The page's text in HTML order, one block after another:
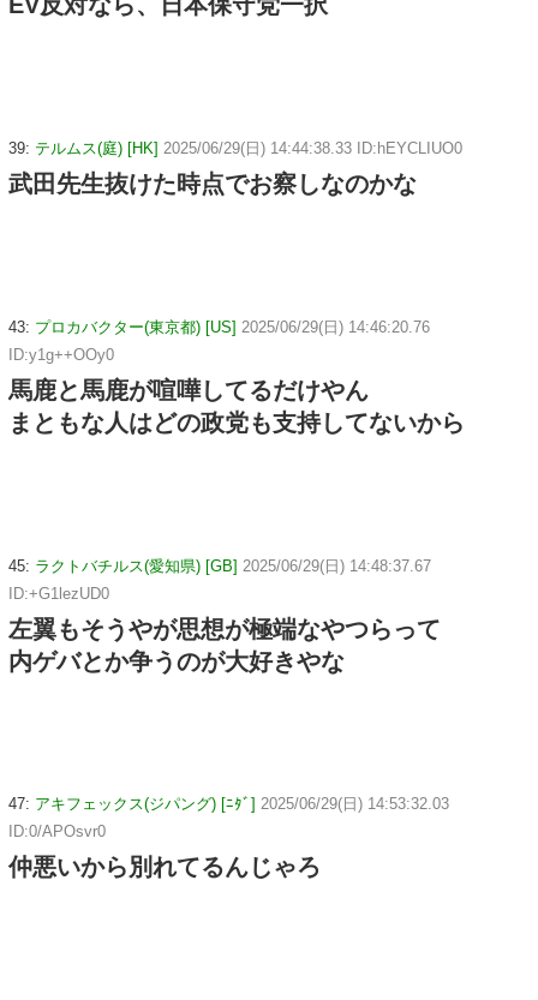
39: テルムス(庭) [HK] 2025/06/29(日) 14:44:38.33 ID:hEYCLIUO0
武田先生抜けた時点でお察しなのかな
43: プロカバクター(東京都) [US] 2025/06/29(日) 14:46:20.76
ID:y1g++OOy0
馬鹿と馬鹿が喧嘩してるだけやん
まともな人はどの政党も支持してないから
45: ラクトバチルス(愛知県) [GB] 2025/06/29(日) 14:48:37.67
ID:+G1lezUD0
左翼もそうやが思想が極端なやつらって
内ゲバとか争うのが大好きやな
47: アキフェックス(ジパング) [ﾆﾀﾞ] 2025/06/29(日) 14:53:32.03
ID:0/APOsvr0
仲悪いから別れてるんじゃろ